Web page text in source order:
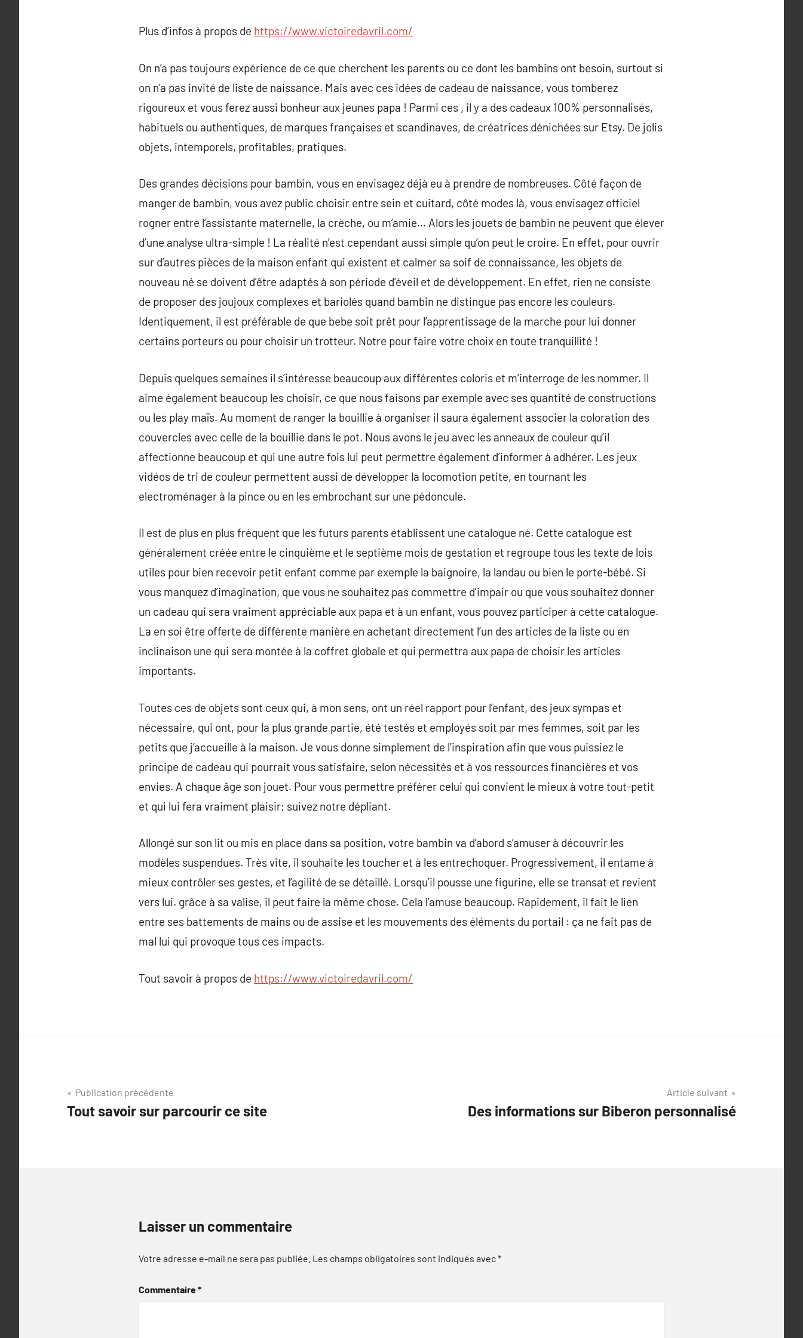
Plus d’infos à propos de https://www.victoiredavril.com/
On n’a pas toujours expérience de ce que cherchent les parents ou ce dont les bambins ont besoin, surtout si
on n’a pas invité de liste de naissance. Mais avec ces idées de cadeau de naissance, vous tomberez
rigoureux et vous ferez aussi bonheur aux jeunes papa ! Parmi ces , il y a des cadeaux 100% personnalisés,
habituels ou authentiques, de marques françaises et scandinaves, de créatrices dénichées sur Etsy. De jolis
objets, intemporels, profitables, pratiques.
Des grandes décisions pour bambin, vous en envisagez déjà eu à prendre de nombreuses. Côté façon de
manger de bambin, vous avez public choisir entre sein et cuitard, côté modes là, vous envisagez officiel
rogner entre l’assistante maternelle, la crèche, ou m’amie… Alors les jouets de bambin ne peuvent que élever
d’une analyse ultra-simple ! La réalité n’est cependant aussi simple qu’on peut le croire. En effet, pour ouvrir
sur d’autres pièces de la maison enfant qui existent et calmer sa soif de connaissance, les objets de
nouveau né se doivent d’être adaptés à son période d’éveil et de développement. En effet, rien ne consiste
de proposer des joujoux complexes et bariolés quand bambin ne distingue pas encore les couleurs.
Identiquement, il est préférable de que bebe soit prêt pour l’apprentissage de la marche pour lui donner
certains porteurs ou pour choisir un trotteur. Notre pour faire votre choix en toute tranquillité !
Depuis quelques semaines il s’intéresse beaucoup aux différentes coloris et m’interroge de les nommer. Il
aime également beaucoup les choisir, ce que nous faisons par exemple avec ses quantité de constructions
ou les play maïs. Au moment de ranger la bouillie à organiser il saura également associer la coloration des
couvercles avec celle de la bouillie dans le pot. Nous avons le jeu avec les anneaux de couleur qu’il
affectionne beaucoup et qui une autre fois lui peut permettre également d’informer à adhérer. Les jeux
vidéos de tri de couleur permettent aussi de développer la locomotion petite, en tournant les
electroménager à la pince ou en les embrochant sur une pédoncule.
Il est de plus en plus fréquent que les futurs parents établissent une catalogue né. Cette catalogue est
généralement créée entre le cinquième et le septième mois de gestation et regroupe tous les texte de lois
utiles pour bien recevoir petit enfant comme par exemple la baignoire, la landau ou bien le porte-bébé. Si
vous manquez d’imagination, que vous ne souhaitez pas commettre d’impair ou que vous souhaitez donner
un cadeau qui sera vraiment appréciable aux papa et à un enfant, vous pouvez participer à cette catalogue.
La en soi être offerte de différente manière en achetant directement l’un des articles de la liste ou en
inclinaison une qui sera montée à la coffret globale et qui permettra aux papa de choisir les articles
importants.
Toutes ces de objets sont ceux qui, à mon sens, ont un réel rapport pour l’enfant, des jeux sympas et
nécessaire, qui ont, pour la plus grande partie, été testés et employés soit par mes femmes, soit par les
petits que j’accueille à la maison. Je vous donne simplement de l’inspiration afin que vous puissiez le
principe de cadeau qui pourrait vous satisfaire, selon nécessités et à vos ressources financières et vos
envies. A chaque âge son jouet. Pour vous permettre préférer celui qui convient le mieux à votre tout-petit
et qui lui fera vraiment plaisir; suivez notre dépliant.
Allongé sur son lit ou mis en place dans sa position, votre bambin va d’abord s’amuser à découvrir les
modèles suspendues. Très vite, il souhaite les toucher et à les entrechoquer. Progressivement, il entame à
mieux contrôler ses gestes, et l’agilité de se détaillé. Lorsqu’il pousse une figurine, elle se transat et revient
vers lui. grâce à sa valise, il peut faire la même chose. Cela l’amuse beaucoup. Rapidement, il fait le lien
entre ses battements de mains ou de assise et les mouvements des éléments du portail : ça ne fait pas de
mal lui qui provoque tous ces impacts.
Tout savoir à propos de https://www.victoiredavril.com/
Navigation
de
Publication précédente
Tout savoir sur parcourir ce site
Article suivant
Des informations sur Biberon personnalisé
Laisser un commentaire
Votre adresse e-mail ne sera pas publiée. Les champs obligatoires sont indiqués avec*
Commentaire*